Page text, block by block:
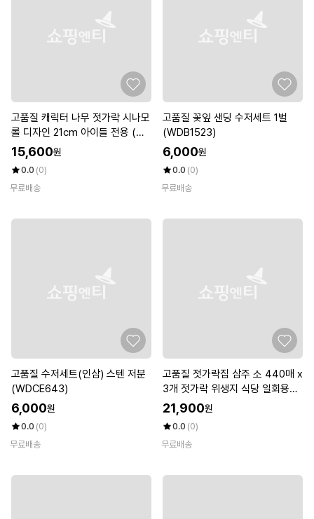
고품질 캐릭터 나무 젓가락 시나모
롤 디자인 21cm 아이들 전용 (WF
KL2DF)
15,600원
0.0 (0)
무료배송
고품질 꽃잎 샌딩 수저세트 1벌
(WDB1523)
6,000원
0.0 (0)
무료배송
고품질 수저세트(인삼) 스텐 저분
(WDCE643)
6,000원
0.0 (0)
무료배송
고품질 젓가락집 삼주 소 440매 x
3개 젓가락 위생지 식당 일회용
(W5E75D0)
21,900원
0.0 (0)
무료배송